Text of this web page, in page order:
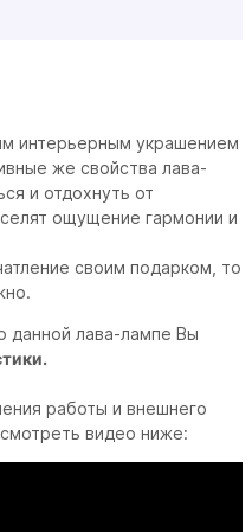
интерьерным украшением
же свойства лава-
и отдохнуть от
ощущение гармонии и
своим подарком, то
лава-лампе Вы
работы и внешнего
видео ниже: